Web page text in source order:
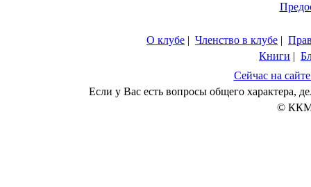
О клубе | Членство в клубе |
Книги |
Сейчас на
Если у Вас есть вопросы общего характера,
© ККМ